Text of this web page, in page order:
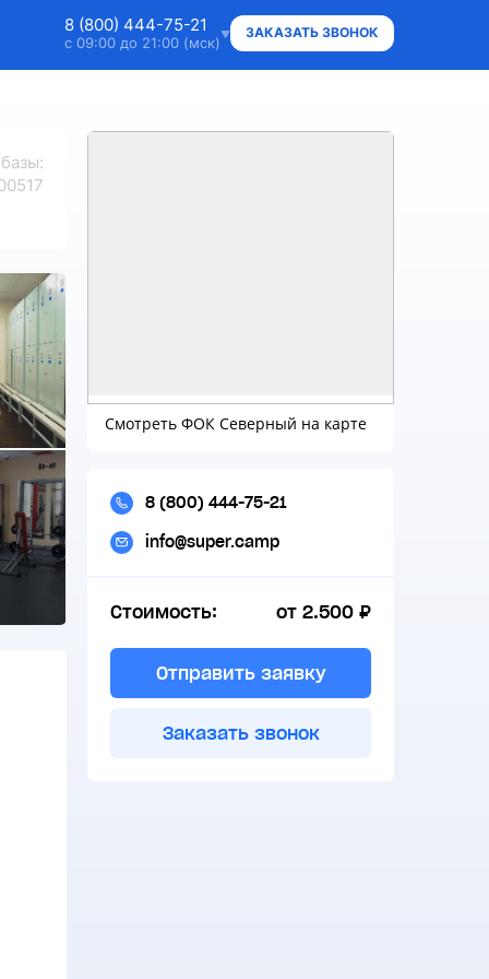
8 (800) 444-75-21
с 09:00 до 21:00 (мск)
Ответим на ваши вопросы
8 (800) 444-75-21
WhatsApp
info@super.camp
Консультации и документы
ЗАКАЗАТЬ ЗВОНОК
:
Смотреть ФОК Северный на карте
8 (800) 444-75-21
info@super.camp
Стоимость: от 2.500 ₽
Отправить заявку
Заказать звонок